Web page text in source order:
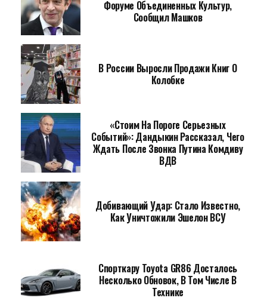
Форуме Объединенных Культур,
Сообщил Машков
В России Выросли Продажи Книг О
Колобке
«Стоим На Пороге Серьезных
Событий»: Дандыкин Рассказал, Чего
Ждать После Звонка Путина Комдиву
ВДВ
Добивающий Удар: Стало Известно,
Как Уничтожили Эшелон ВСУ
Спорткару Toyota GR86 Досталось
Несколько Обновок, В Том Числе В
Технике